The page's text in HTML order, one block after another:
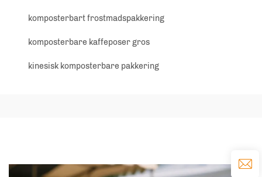
komposterbart frostmadspakkering
komposterbare kaffeposer gros
kinesisk komposterbare pakkering